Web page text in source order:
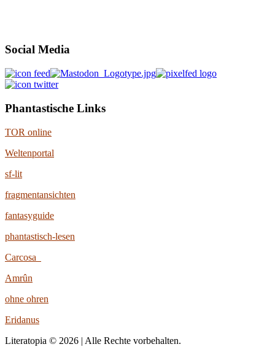
Social Media
Phantastische Links
TOR online
Weltenportal
sf-lit
fragmentansichten
fantasyguide
phantastisch-lesen
Carcosa
Amrûn
ohne ohren
Eridanus
Literatopia © 2026 | Alle Rechte vorbehalten.